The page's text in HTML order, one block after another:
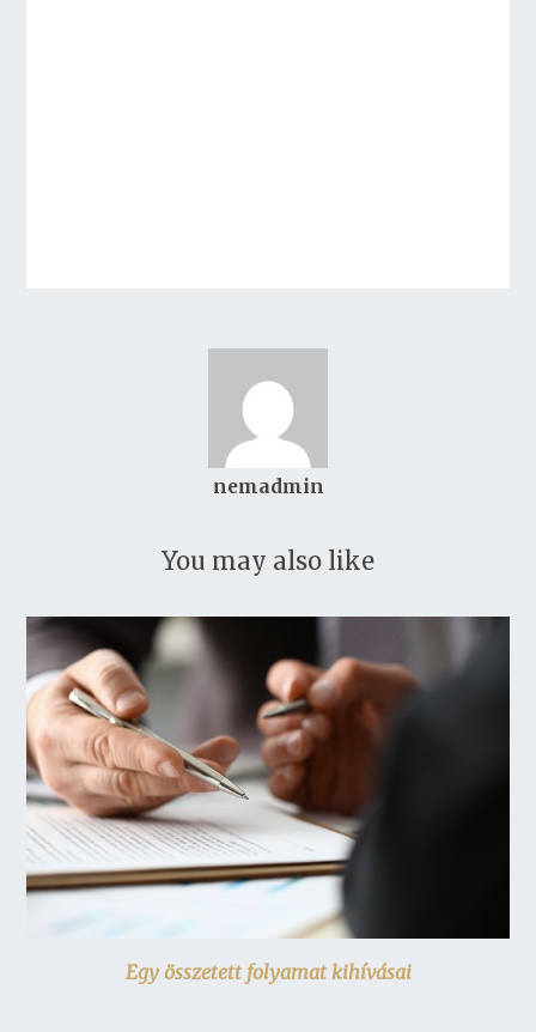
nemadmin
You may also like
Egy összetett folyamat kihívásai